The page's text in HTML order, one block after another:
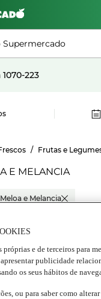
Supermercado
1070-223
Frutas e
E MELANCIA
e Melancia
DIAS
FRESCO
e de terceiros para
publicidade
os seus hábitos de
ou para saber como